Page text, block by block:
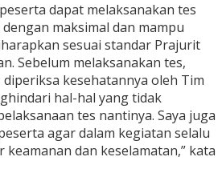
dapat melaksanakan tes
maksimal dan mampu
sesuai standar Prajurit
Sebelum melaksanakan tes,
kesehatannya oleh Tim
hal-hal yang tidak
tes nantinya. Saya juga
agar dalam kegiatan selalu
dan keselamatan,” kata